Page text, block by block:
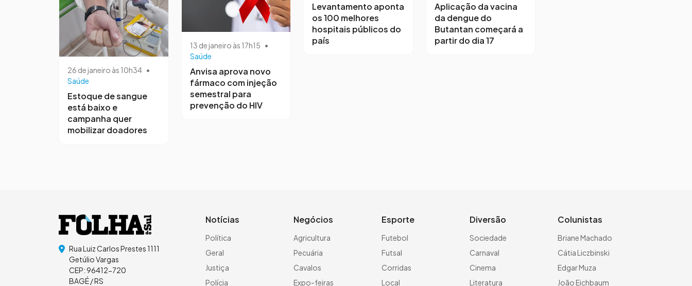
26 de janeiro às 10h34 •
Saúde
Estoque de sangue
está baixo e
campanha quer
mobilizar doadores
13 de janeiro às 17h15 •
Saúde
Anvisa aprova novo
fármaco com injeção
semestral para
prevenção do HIV
Levantamento aponta
os 100 melhores
hospitais públicos do
país
Aplicação da vacina
da dengue do
Butantan começará a
partir do dia 17
Rua Luiz Carlos Prestes 1111
Getúlio Vargas
CEP: 96412-720
BAGÉ / RS
Notícias
Política
Geral
Justiça
Polícia
Negócios
Agricultura
Pecuária
Cavalos
Expo-feiras
Esporte
Futebol
Futsal
Corridas
Local
Diversão
Sociedade
Carnaval
Cinema
Literatura
Colunistas
Briane Machado
Cátia Liczbinski
Edgar Muza
João Eichbaum